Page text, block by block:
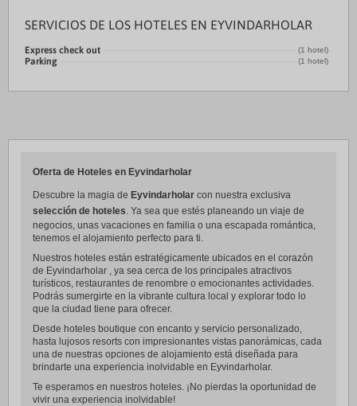
SERVICIOS DE LOS HOTELES EN EYVINDARHOLAR
Express check out (1 hotel)
Parking (1 hotel)
Oferta de Hoteles en Eyvindarholar
Descubre la magia de Eyvindarholar con nuestra exclusiva
selección de hoteles. Ya sea que estés planeando un viaje de
negocios, unas vacaciones en familia o una escapada romántica,
tenemos el alojamiento perfecto para ti.
Nuestros hoteles están estratégicamente ubicados en el corazón
de Eyvindarholar , ya sea cerca de los principales atractivos
turísticos, restaurantes de renombre o emocionantes actividades.
Podrás sumergirte en la vibrante cultura local y explorar todo lo
que la ciudad tiene para ofrecer.
Desde hoteles boutique con encanto y servicio personalizado,
hasta lujosos resorts con impresionantes vistas panorámicas, cada
una de nuestras opciones de alojamiento está diseñada para
brindarte una experiencia inolvidable en Eyvindarholar.
Te esperamos en nuestros hoteles. ¡No pierdas la oportunidad de
vivir una experiencia inolvidable!